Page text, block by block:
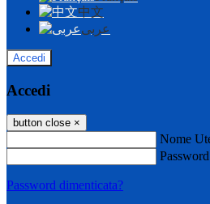
中文
عربى
Accedi
Accedi
button close ×
Nome
Password
Password dimenticata?